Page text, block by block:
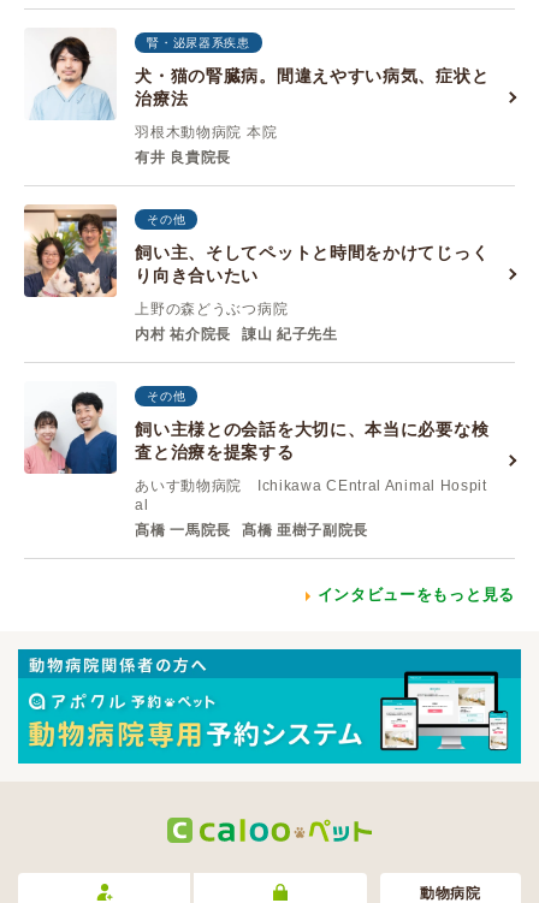
腎・泌尿器系疾患
犬・猫の腎臓病。間違えやすい病気、症状と
治療法
羽根木動物病院 本院
有井 良貴院長
その他
飼い主、そしてペットと時間をかけてじっく
り向き合いたい
上野の森どうぶつ病院
内村 祐介院長
諌山 紀子先生
その他
飼い主様との会話を大切に、本当に必要な検
査と治療を提案する
あいす動物病院 Ichikawa CEntral Animal Hospit
al
髙橋 一馬院長
髙橋 亜樹子副院長
インタビューをもっと見る
動物病院